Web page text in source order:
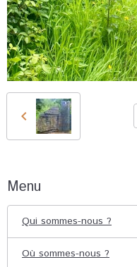
Menu
Qui sommes-nous ?
Où sommes-nous ?